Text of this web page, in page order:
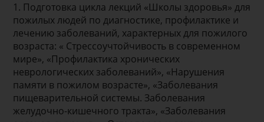
1. Подготовка цикла лекций «Школы здоровья» для
пожилых людей по диагностике, профилактике и
лечению заболеваний, характерных для пожилого
возраста: « Стрессоучтойчивость в современном
мире», «Профилактика хронических
неврологических заболеваний», «Нарушения
памяти в пожилом возрасте», «Заболевания
пищеварительной системы. Заболевания
желудочно-кишечного тракта», «Заболевания